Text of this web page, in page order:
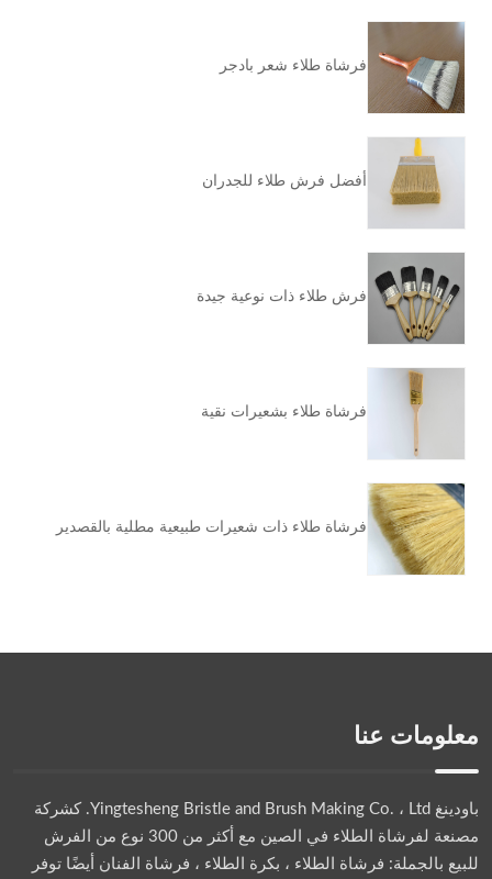
فرشاة طلاء شعر بادجر
أفضل فرش طلاء للجدران
فرش طلاء ذات نوعية جيدة
فرشاة طلاء بشعيرات نقية
فرشاة طلاء ذات شعيرات طبيعية مطلية بالقصدير
معلومات عنا
باودينغ Yingtesheng Bristle and Brush Making Co. ، Ltd.
كشركة
مصنعة لفرشاة الطلاء في الصين مع أكثر من 300 نوع من الفرش
للبيع بالجملة: فرشاة الطلاء ، بكرة الطلاء ، فرشاة الفنان أيضًا توفر